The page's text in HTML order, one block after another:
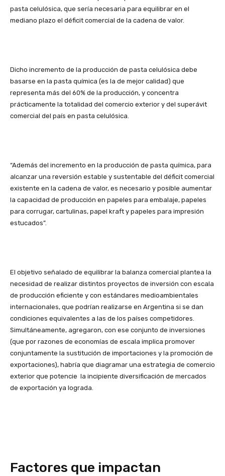
pasta celulósica, que sería necesaria para equilibrar en el
mediano plazo el déficit comercial de la cadena de valor.
Dicho incremento de la producción de pasta celulósica debe
basarse en la pasta química (es la de mejor calidad) que
representa más del 60% de la producción, y concentra
prácticamente la totalidad del comercio exterior y del superávit
comercial del país en pasta celulósica.
“Además del incremento en la producción de pasta química, para
alcanzar una reversión estable y sustentable del déficit comercial
existente en la cadena de valor, es necesario y posible aumentar
la capacidad de producción en papeles para embalaje, papeles
para corrugar, cartulinas, papel kraft y papeles para impresión
estucados”.
El objetivo señalado de equilibrar la balanza comercial plantea la
necesidad de realizar distintos proyectos de inversión con escala
de producción eficiente y con estándares medioambientales
internacionales, que podrían realizarse en Argentina si se dan
condiciones equivalentes a las de los países competidores.
Simultáneamente, agregaron, con ese conjunto de inversiones
(que por razones de economías de escala implica promover
conjuntamente la sustitución de importaciones y la promoción de
exportaciones), habría que diagramar una estrategia de comercio
exterior que potencie la incipiente diversificación de mercados
de exportación ya lograda.
Factores que impactan